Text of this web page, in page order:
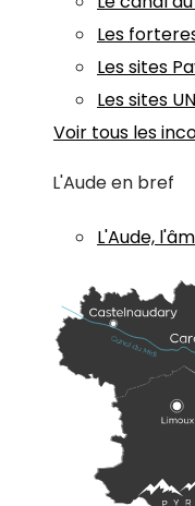
Les
Les sites
Les sites
Voir tous les
L'Aude en bref
L'Aude,